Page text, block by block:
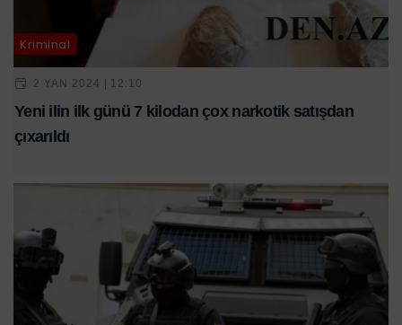
Kriminal
2 YAN 2024 | 12:10
Yeni ilin ilk günü 7 kilodan çox narkotik satışdan
çıxarıldı